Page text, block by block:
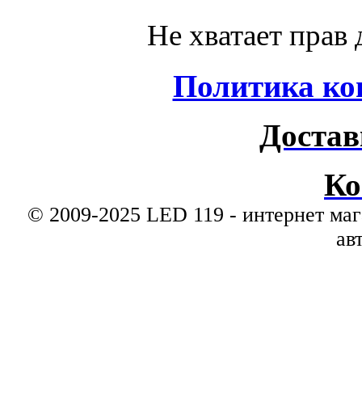
Не хватает
Политика
© 2009-2025 LED 119 - интернет